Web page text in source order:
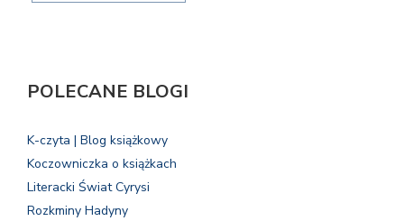
POLECANE BLOGI
K-czyta | Blog książkowy
Koczowniczka o książkach
Literacki Świat Cyrysi
Rozkminy Hadyny